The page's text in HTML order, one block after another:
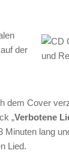
der
dem Cover
„Verbotene
Minuten lang
Lied.